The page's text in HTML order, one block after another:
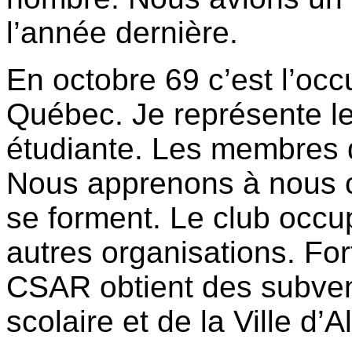
l’année dernière.
En octobre 69 c’est
Québec. Je représente
étudiante. Les
Nous apprenons à
se forment. Le club
autres organisations.
CSAR obtient des
scolaire et de la Ville